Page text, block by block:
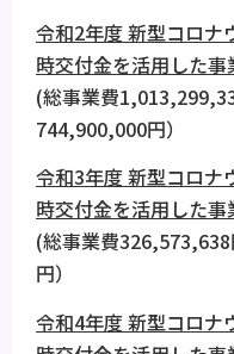
令和2年度 新型コロナ
時交付金を活用した
(総事業費
744,900,000円）
令和3年度 新型コロナ
時交付金を活用した
(総事業費
円）
令和4年度 新型コロナ